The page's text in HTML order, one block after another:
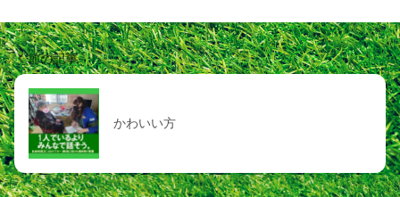
前の記事
かわいい方